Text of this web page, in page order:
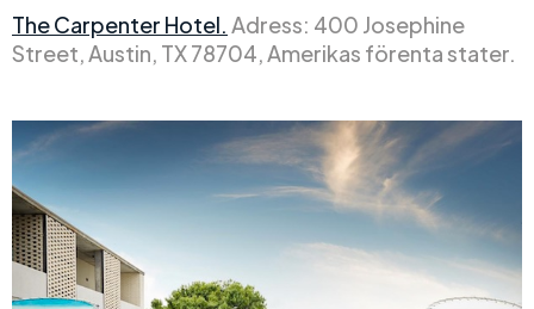
The Carpenter Hotel. Adress: 400 Josephine
Street, Austin, TX 78704, Amerikas förenta stater.